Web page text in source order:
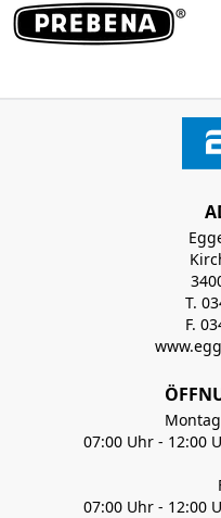
T.
F.
07:00 Uhr - 12:00
07:00 Uhr - 12:00